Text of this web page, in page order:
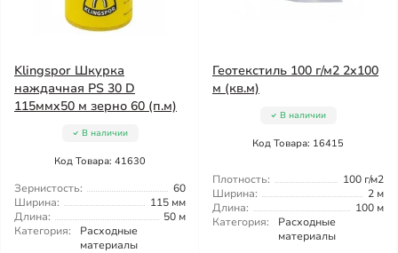
Klingspor Шкурка
наждачная PS 30 D
115ммx50 м зерно 60 (п.м)
В наличии
Код Товара: 41630
Зернистость:
60
Ширина:
115 мм
Длина:
50 м
Категория:
Расходные
материалы
Геотекстиль 100 г/м2 2x100
м (кв.м)
В наличии
Код Товара: 16415
Плотность:
100 г/м2
Ширина:
2 м
Длина:
100 м
Категория:
Расходные
материалы